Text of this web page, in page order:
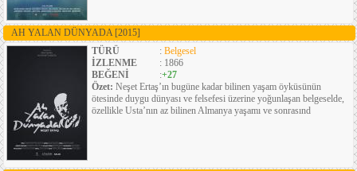
AH YALAN DÜNYADA [2015]
TÜRÜ
: Belgesel
İZLENME
: 1866
BEĞENİ
:+27
Özet: Neşet Ertaş’ın bugüne kadar bilinen yaşam öyküsünün
ötesinde duygu dünyası ve felsefesi üzerine yoğunlaşan belgeselde,
özellikle Usta’nın az bilinen Almanya yaşamı ve sonrasınd